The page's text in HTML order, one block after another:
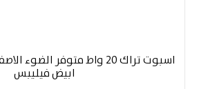
اسبوت تراك 20 واط متوفر الضوء
ابيض فيليبس